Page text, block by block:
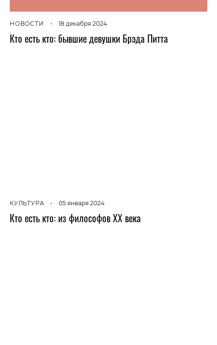
НОВОСТИ • 18 декабря 2024
Кто есть кто: бывшие девушки Брэда Питта
КУЛЬТУРА • 05 января 2024
Кто есть кто: из философов XX века